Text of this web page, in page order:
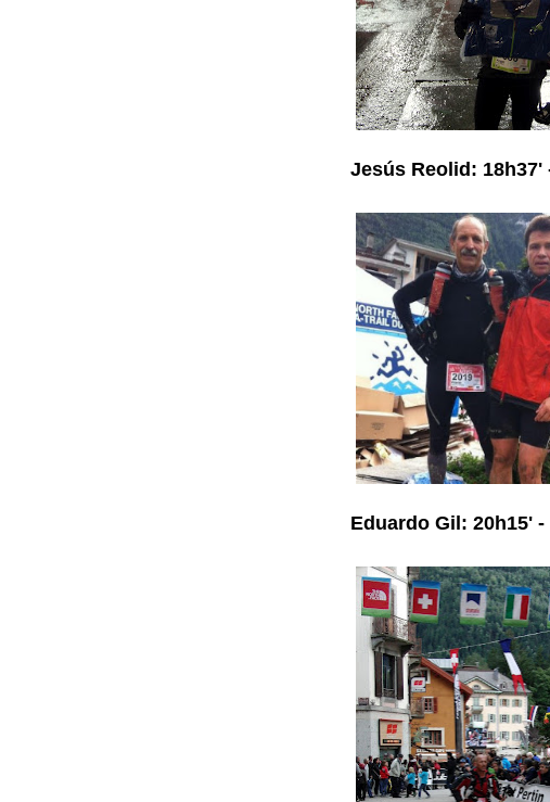
Jesús Reolid: 18h37'
Eduardo Gil: 20h15' -